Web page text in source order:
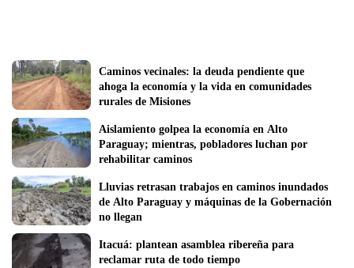
Caminos vecinales: la deuda pendiente que
ahoga la economía y la vida en comunidades
rurales de Misiones
Aislamiento golpea la economía en Alto
Paraguay; mientras, pobladores luchan por
rehabilitar caminos
Lluvias retrasan trabajos en caminos inundados
de Alto Paraguay y máquinas de la Gobernación
no llegan
Itacuá: plantean asamblea ribereña para